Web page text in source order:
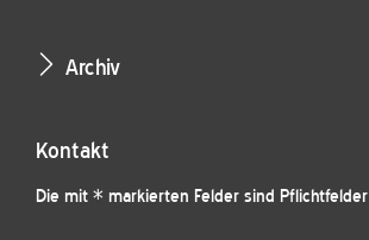
Archiv
Kontakt
Die mit * markierten Felder sind Pflichtfelder